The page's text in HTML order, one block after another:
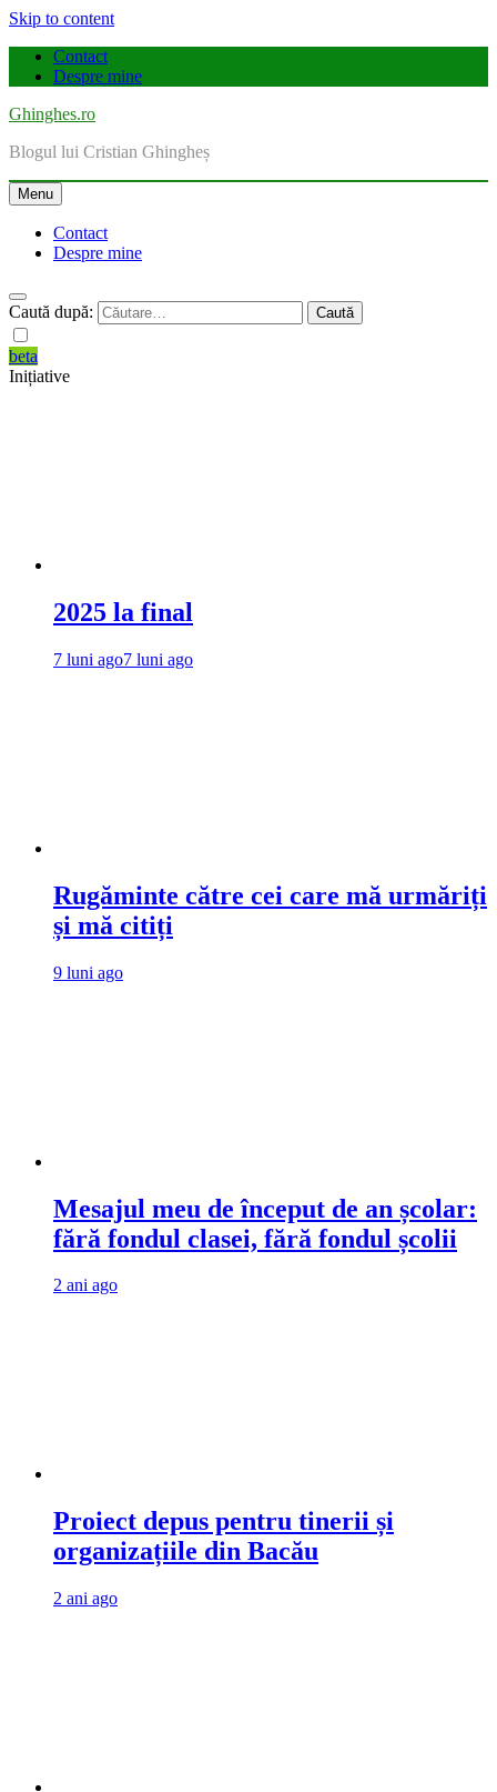
Skip to content
Contact
Despre mine
Ghinghes.ro
Blogul lui Cristian Ghingheș
Menu
Contact
Despre mine
Caută după:
beta
Inițiative
2025 la final
7 luni ago7 luni ago
Rugăminte către cei care mă urmăriți
și mă citiți
9 luni ago
Mesajul meu de început de an școlar:
fără fondul clasei, fără fondul școlii
2 ani ago
Proiect depus pentru tinerii și
organizațiile din Bacău
2 ani ago